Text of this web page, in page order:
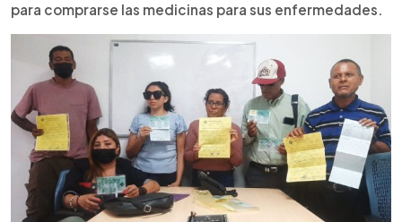
para comprarse las medicinas para sus enfermedades.